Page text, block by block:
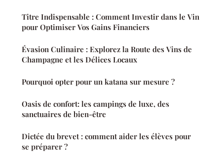
Titre Indispensable : Comment Investir dans le Vin
pour Optimiser Vos Gains Financiers
Évasion Culinaire : Explorez la Route des Vins de
Champagne et les Délices Locaux
Pourquoi opter pour un katana sur mesure ?
Oasis de confort: les campings de luxe, des
sanctuaires de bien-être
Dictée du brevet : comment aider les élèves pour
se préparer ?